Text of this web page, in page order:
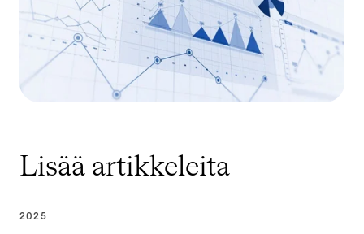
Lisää artikkeleita
2025